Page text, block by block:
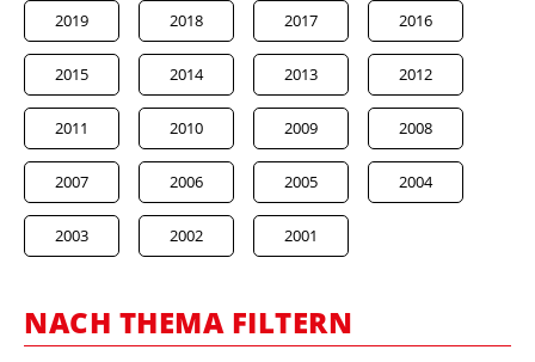
2019 2018 2017 2016
2015 2014 2013 2012
2011 2010 2009 2008
2007 2006 2005 2004
2003 2002 2001
NACH THEMA FILTERN